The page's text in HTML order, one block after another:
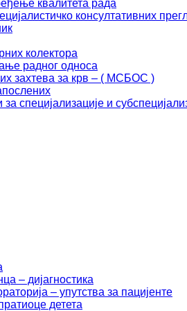
квалитета рада
консултативних
колектора
радног односа
захтева за крв – ( МСБОС )
специјализације и
– дијагностика
– упутства за пацијенте
детета